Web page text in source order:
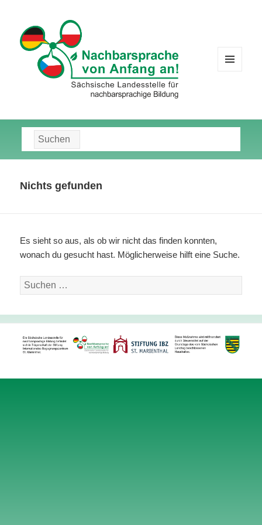
Suche
nach:
Nichts gefunden
Es sieht so aus, als ob wir nicht das finden konnten,
wonach du gesucht hast. Möglicherweise hilft eine Suche.
Suche
nach: